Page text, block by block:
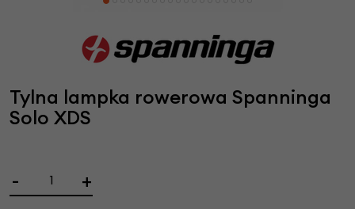
Tylna lampka rowerowa Spanninga
Solo XDS
- +